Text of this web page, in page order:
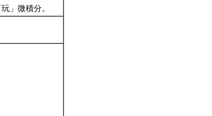
」微積分。